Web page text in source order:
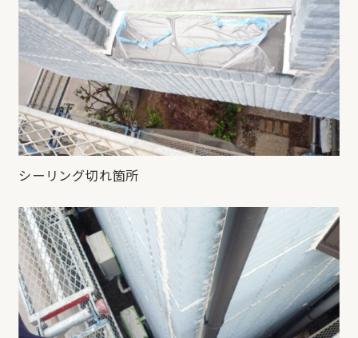
シーリング切れ箇所